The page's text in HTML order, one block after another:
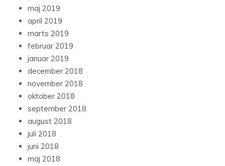
maj 2019
april 2019
marts 2019
februar 2019
januar 2019
december 2018
november 2018
oktober 2018
september 2018
august 2018
juli 2018
juni 2018
maj 2018